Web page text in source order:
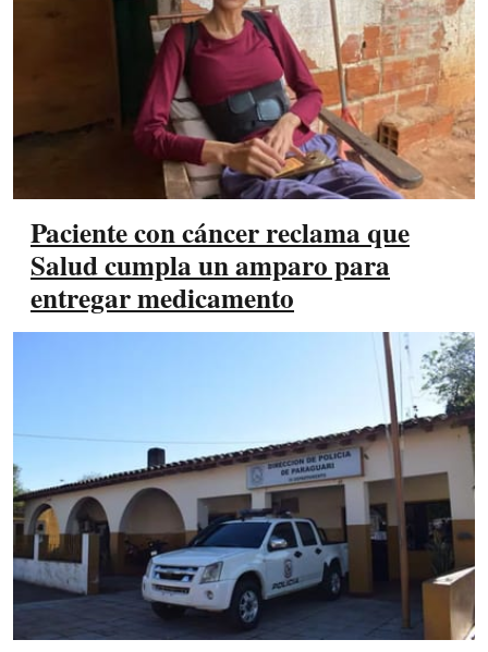
Paciente con cáncer reclama que
Salud cumpla un amparo para
entregar medicamento